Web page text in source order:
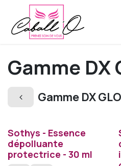
Se rendre au contenu
Gamme DX
Gamme DX
Sothys - Essence
dépolluante
protectrice - 30 ml